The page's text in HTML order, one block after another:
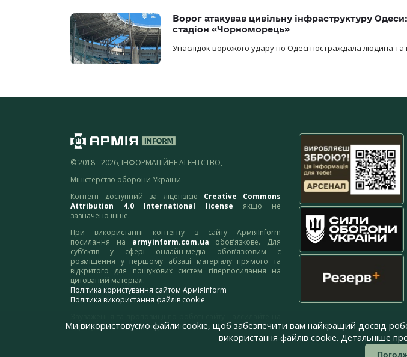
Ворог атакував цивільну інфраструктуру
стадіон «Чорноморець»
Унаслідок ворожого удару по Одесі постраждала людина та
© 2018 - 2026, ІНФОРМАЦІЙНЕ АГЕНТСТВО,
Міністерство оборони України
Контент доступний за ліцензією Creative Commons
Attribution 4.0 International license якщо не
зазначено інше.
При використанні контенту з сайту АрміяInform
посилання на armyinform.com.ua обов’язкове. Для
суб’єктів у сфері онлайн-медіа обов’язковим є
розміщення у першому абзаці матеріалу прямого та
відкритого для пошукових систем гіперпосилання на
цитований матеріал.
Політика користування сайтом АрміяInform
Політика використання файлів cookie
адресу:webmaster@armyinform.com.ua
Ми використовуємо файли cookie, щоб забезпечити вам найкращий досвід
використання файлів cookie. Детальніше